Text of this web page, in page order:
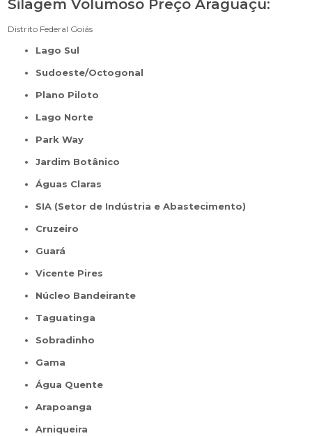
Silagem Volumoso Preço Araguaçu:
Distrito Federal Goiás
Lago Sul
Sudoeste/Octogonal
Plano Piloto
Lago Norte
Park Way
Jardim Botânico
Águas Claras
SIA (Setor de Indústria e Abastecimento)
Cruzeiro
Guará
Vicente Pires
Núcleo Bandeirante
Taguatinga
Sobradinho
Gama
Água Quente
Arapoanga
Arniqueira